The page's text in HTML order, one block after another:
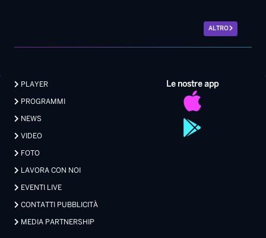
ALTRO
Le nostre app
PLAYER
PROGRAMMI
NEWS
VIDEO
FOTO
LAVORA CON NOI
EVENTI LIVE
CONTATTI PUBBLICITÀ
MEDIA PARTNERSHIP